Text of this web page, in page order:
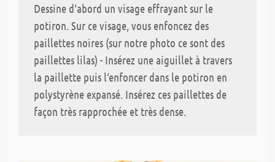
Dessine d‘abord un visage effrayant sur le
potiron. Sur ce visage, vous enfoncez des
paillettes noires (sur notre photo ce sont des
paillettes lilas) - Insérez une aiguillet à travers
la paillette puis l‘enfoncer dans le potiron en
polystyrène expansé. Insérez ces paillettes de
façon très rapprochée et très dense.